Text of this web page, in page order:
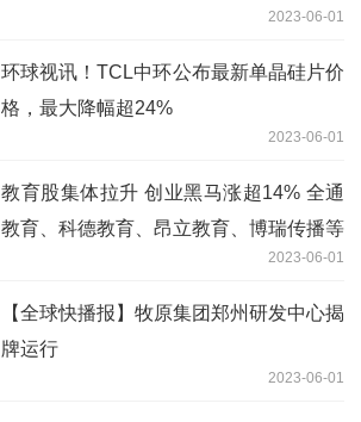
2023-06-01
环球视讯！TCL中环公布最新单晶硅片价
格，最大降幅超24%
2023-06-01
教育股集体拉升 创业黑马涨超14% 全通
教育、科德教育、昂立教育、博瑞传播等
2023-06-01
【全球快播报】牧原集团郑州研发中心揭
牌运行
2023-06-01